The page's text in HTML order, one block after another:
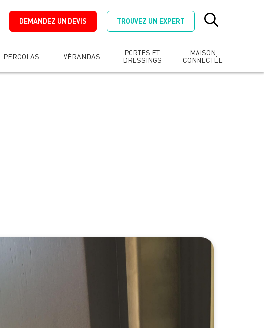
DEMANDEZ UN DEVIS TROUVEZ UN EXPERT
PERGOLAS VÉRANDAS
PORTES ET
DRESSINGS
MAISON
CONNECTÉE